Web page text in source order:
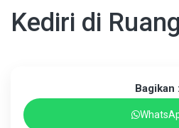
Kediri di
Bagikan :